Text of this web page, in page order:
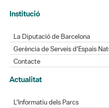
Institució
La Diputació de Barcelona
Gerència de Serveis d'Espais
Contacte
Actualitat
L'Informatiu dels Parcs